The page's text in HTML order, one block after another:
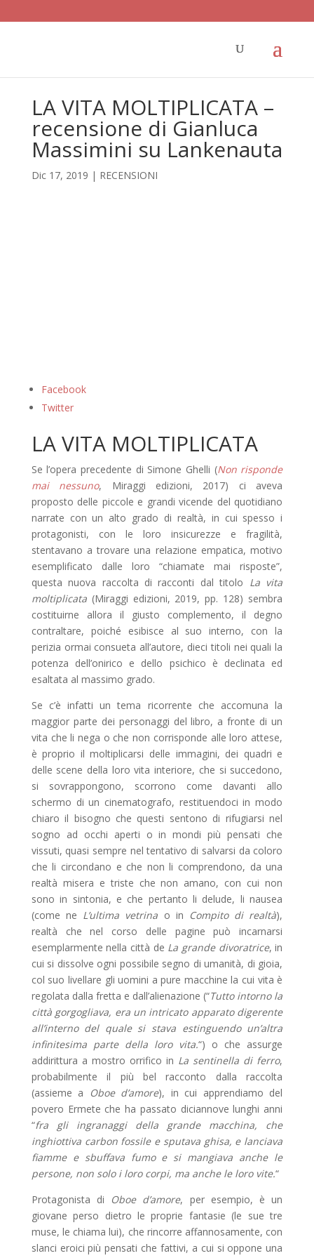
LA VITA MOLTIPLICATA –
recensione di Gianluca
Massimini su Lankenauta
Dic 17, 2019 | RECENSIONI
Facebook
Twitter
LA VITA MOLTIPLICATA
Se l’opera precedente di Simone Ghelli (Non risponde
mai nessuno, Miraggi edizioni, 2017) ci aveva
proposto delle piccole e grandi vicende del quotidiano
narrate con un alto grado di realtà, in cui spesso i
protagonisti, con le loro insicurezze e fragilità,
stentavano a trovare una relazione empatica, motivo
esemplificato dalle loro “chiamate mai risposte”,
questa nuova raccolta di racconti dal titolo La vita
moltiplicata(Miraggi edizioni, 2019, pp. 128) sembra
costituirne allora il giusto complemento, il degno
contraltare, poiché esibisce al suo interno, con la
perizia ormai consueta all’autore, dieci titoli nei quali la
potenza dell’onirico e dello psichico è declinata ed
esaltata al massimo grado.
Se c’è infatti un tema ricorrente che accomuna la
maggior parte dei personaggi del libro, a fronte di un
vita che li nega o che non corrisponde alle loro attese,
è proprio il moltiplicarsi delle immagini, dei quadri e
delle scene della loro vita interiore, che si succedono,
si sovrappongono, scorrono come davanti allo
schermo di un cinematografo, restituendoci in modo
chiaro il bisogno che questi sentono di rifugiarsi nel
sogno ad occhi aperti o in mondi più pensati che
vissuti, quasi sempre nel tentativo di salvarsi da coloro
che li circondano e che non li comprendono, da una
realtà misera e triste che non amano, con cui non
sono in sintonia, e che pertanto li delude, li nausea
(come ne L’ultima vetrina o in Compito di realtà),
realtà che nel corso delle pagine può incarnarsi
esemplarmente nella città de La grande divoratrice, in
cui si dissolve ogni possibile segno di umanità, di gioia,
col suo livellare gli uomini a pure macchine la cui vita è
regolata dalla fretta e dall’alienazione (“Tutto intorno la
città gorgogliava, era un intricato apparato digerente
all’interno del quale si stava estinguendo un’altra
infinitesima parte della loro vita.“) o che assurge
addirittura a mostro orrifico in La sentinella di ferro,
probabilmente il più bel racconto dalla raccolta
(assieme a
Oboe d’amore), in cui apprendiamo del
povero Ermete che ha passato diciannove lunghi anni
“fra gli ingranaggi della grande macchina, che
inghiottiva carbon fossile e sputava ghisa, e lanciava
fiamme e sbuffava fumo e si mangiava anche le
persone, non solo i loro corpi, ma anche le loro vite.“
Protagonista di Oboe d’amore, per esempio, è un
giovane perso dietro le proprie fantasie (le sue tre
muse, le chiama lui), che rincorre affannosamente, con
slanci eroici più pensati che fattivi, a cui si oppone una